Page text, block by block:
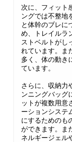
次に、フィット
ングでは不整地
と体幹のブレに
め、トレイルラ
ストベルトがし
れています。ま
多く、体の動き
ています。
さらに、収納力
ンニングバッグ
ットが複数用意
ーションシステ
にするためのも
ができます。ま
ネルギージェル